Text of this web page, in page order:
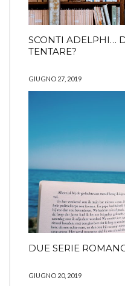
SCONTI ADELPHI…
TENTARE?
GIUGNO 27, 2019
DUE SERIE
GIUGNO 20, 2019